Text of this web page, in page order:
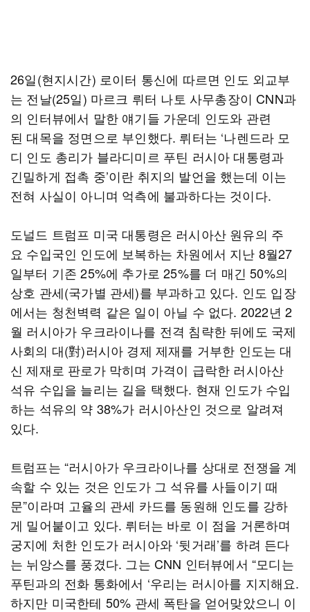
26일(현지시간) 로이터 통신에 따르면 인도 외교부
는 전날(25일) 마르크 뤼터 나토 사무총장이 CNN과
의 인터뷰에서 말한 얘기들 가운데 인도와 관련
된 대목을 정면으로 부인했다. 뤼터는 ‘나렌드라 모
디 인도 총리가 블라디미르 푸틴 러시아 대통령과
긴밀하게 접촉 중’이란 취지의 발언을 했는데 이는
전혀 사실이 아니며 억측에 불과하다는 것이다.
도널드 트럼프 미국 대통령은 러시아산 원유의 주
요 수입국인 인도에 보복하는 차원에서 지난 8월27
일부터 기존 25%에 추가로 25%를 더 매긴 50%의
상호 관세(국가별 관세)를 부과하고 있다. 인도 입장
에서는 청천벽력 같은 일이 아닐 수 없다. 2022년 2
월 러시아가 우크라이나를 전격 침략한 뒤에도 국제
사회의 대(對)러시아 경제 제재를 거부한 인도는 대
신 제재로 판로가 막히며 가격이 급락한 러시아산
석유 수입을 늘리는 길을 택했다. 현재 인도가 수입
하는 석유의 약 38%가 러시아산인 것으로 알려져
있다.
트럼프는 “러시아가 우크라이나를 상대로 전쟁을 계
속할 수 있는 것은 인도가 그 석유를 사들이기 때
문”이라며 고율의 관세 카드를 동원해 인도를 강하
게 밀어붙이고 있다. 뤼터는 바로 이 점을 거론하며
궁지에 처한 인도가 러시아와 ‘뒷거래’를 하려 든다
는 뉘앙스를 풍겼다. 그는 CNN 인터뷰에서 “모디는
푸틴과의 전화 통화에서 ‘우리는 러시아를 지지해요.
하지만 미국한테 50% 관세 폭탄을 얻어맞았으니 이